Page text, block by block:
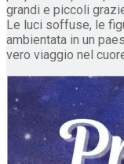
grandi e piccoli
Le luci soffuse, le
ambientata in un
vero viaggio nel